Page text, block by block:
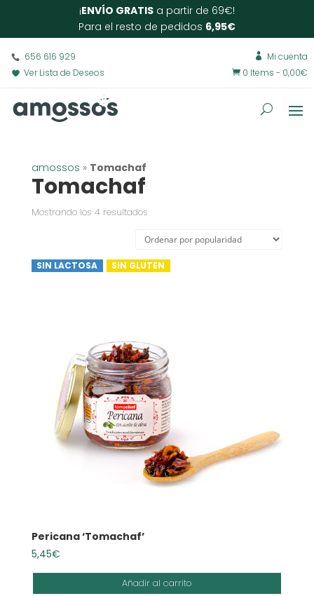
¡ENVÍO GRATIS a partir de 69€!
Para el resto de pedidos 6,95€
656 616 929
Ver Lista de Deseos
 Mi cuenta
 0 Items - 0,00€
amossos » Tomachaf
Tomachaf
Mostrando los 4 resultadosOrdenado
popularidad
SIN LACTOSA SIN GLUTEN
Pericana ‘Tomachaf’
5,45€
Añadir al carrito